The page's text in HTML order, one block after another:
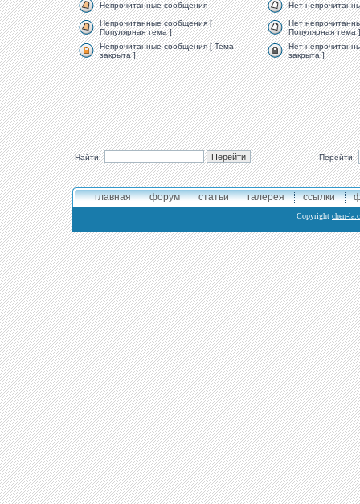
Непрочитанные сообщения
Нет
Непрочитанные сообщения [
Популярная тема ]
Нет
Популярная тема ]
Непрочитанные сообщения [ Тема
закрыта ]
Нет
закрыта ]
Найти: Перейти:
главная форум статьи галерея ссылки
Copyright chen-